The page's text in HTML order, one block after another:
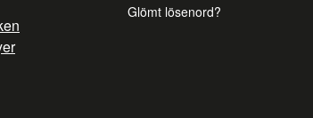
Glömt lösenord?